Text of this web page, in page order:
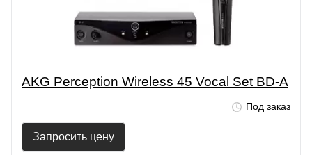
AKG Perception Wireless 45 Vocal Set BD-A
Под заказ
Запросить цену